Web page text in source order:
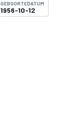
GEBOORTEDATUM
1956-10-12